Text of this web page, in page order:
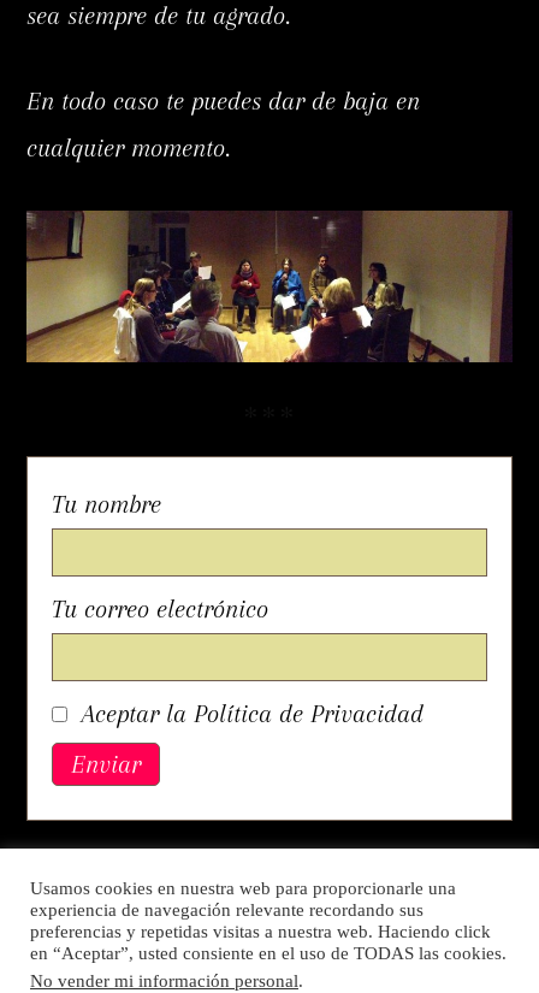
sea siempre de tu agrado.
En todo caso te puedes dar de baja en
cualquier momento.
Tu nombre
Tu correo electrónico
Aceptar la Política de Privacidad
Política de Privacidad
Usamos cookies en nuestra web para proporcionarle una
experiencia de navegación relevante recordando sus
preferencias y repetidas visitas a nuestra web. Haciendo click
en “Aceptar”, usted consiente en el uso de TODAS las cookies.
No vender mi información personal.